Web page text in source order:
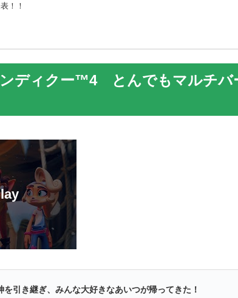
！！
ディクー™4 とんでもマルチバ
引き継ぎ、みんな大好きなあいつが帰ってきた！